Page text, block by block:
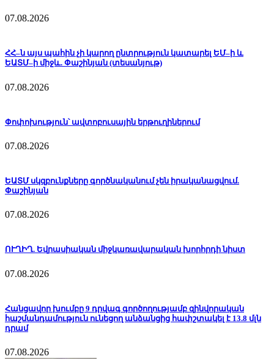
07.08.2026
ՀՀ–ն այս պահին չի կարող ընտրություն կատարել ԵՄ–ի և
ԵԱՏՄ–ի միջև. Փաշինյան (տեսանյութ)
07.08.2026
Փոփոխություն՝ ավտոբուսային երթուղիներում
07.08.2026
ԵԱՏՄ սկզբունքները գործնականում չեն իրականացվում.
Փաշինյան
07.08.2026
ՈՒՂԻՂ. Եվրասիական միջկառավարական խորհրդի նիստ
07.08.2026
Հանցավոր խումբը 9 դրվագ գործողությամբ զինվորական
հաշմանդամություն ունեցող անձանցից հափշտակել է 13.8 մլն
դրամ
07.08.2026